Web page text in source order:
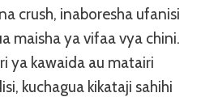
crush, inaboresha ufanisi
maisha ya vifaa vya chini.
ya kawaida au matairi
kuchagua kikataji sahihi